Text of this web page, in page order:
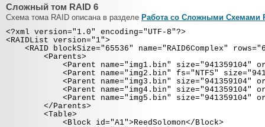
Сложный том RAID 6
Схема тома RAID описана в разделе Работа со Сложными Схемами
<?xml version="1.0" encoding="UTF-8"?>
<RAIDList version="1">
<RAID blockSize="65536" name="RAID6Complex"
<Parents>
<Parent name="img1.bin" size="941359104"
<Parent name="img2.bin" fs="NTFS"
<Parent name="img3.bin" size="941359104"
<Parent name="img4.bin" size="941359104"
<Parent name="img5.bin" size="941359104"
</Parents>
<Table>
<Block id="A1">ReedSolomon</Block>